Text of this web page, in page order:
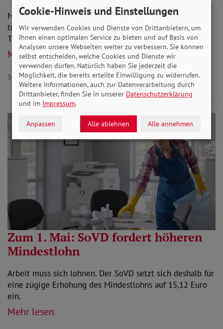
Michaela Engelmeier sprach in ihrer Festrede zum
traditionellen "Mahl der Arbeit" über sozialpolitische
Themen und die daraus resultierenden…
Mehr lesen
30.04.2025Aktuelles
Zum 1. Mai: SoVD fordert höheren
Mindestlohn
Arbeit muss sich lohnen. Der SoVD setzt sich deshalb für
eine zügige Erhöhung des Mindestlohns auf 15,12 Euro
ein.
Mehr lesen
Cookie-Hinweis und Einstellungen
Wir verwenden Cookies und Dienste von Drittanbietern, um
Ihnen einen optimalen Service zu bieten und auf Basis von
Analysen unsere Webseiten weiter zu verbessern. Sie können
selbst entscheiden, welche Cookies und Dienste wir
verwenden dürfen. Natürlich haben Sie jederzeit die
Möglichkeit, die bereits erteilte Einwilligung zu widerrufen.
Weitere Informationen, auch zur Datenverarbeitung durch
Drittanbieter, finden Sie in unserer Datenschutzerklärung
und im Impressum.
Anpassen Alle ablehnen Alle annehmen